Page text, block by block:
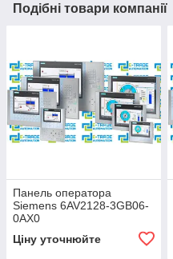
Подібні товари компанії
Панель оператора
Siemens 6AV2128-3GB06-
0AX0
Ціну уточнюйте